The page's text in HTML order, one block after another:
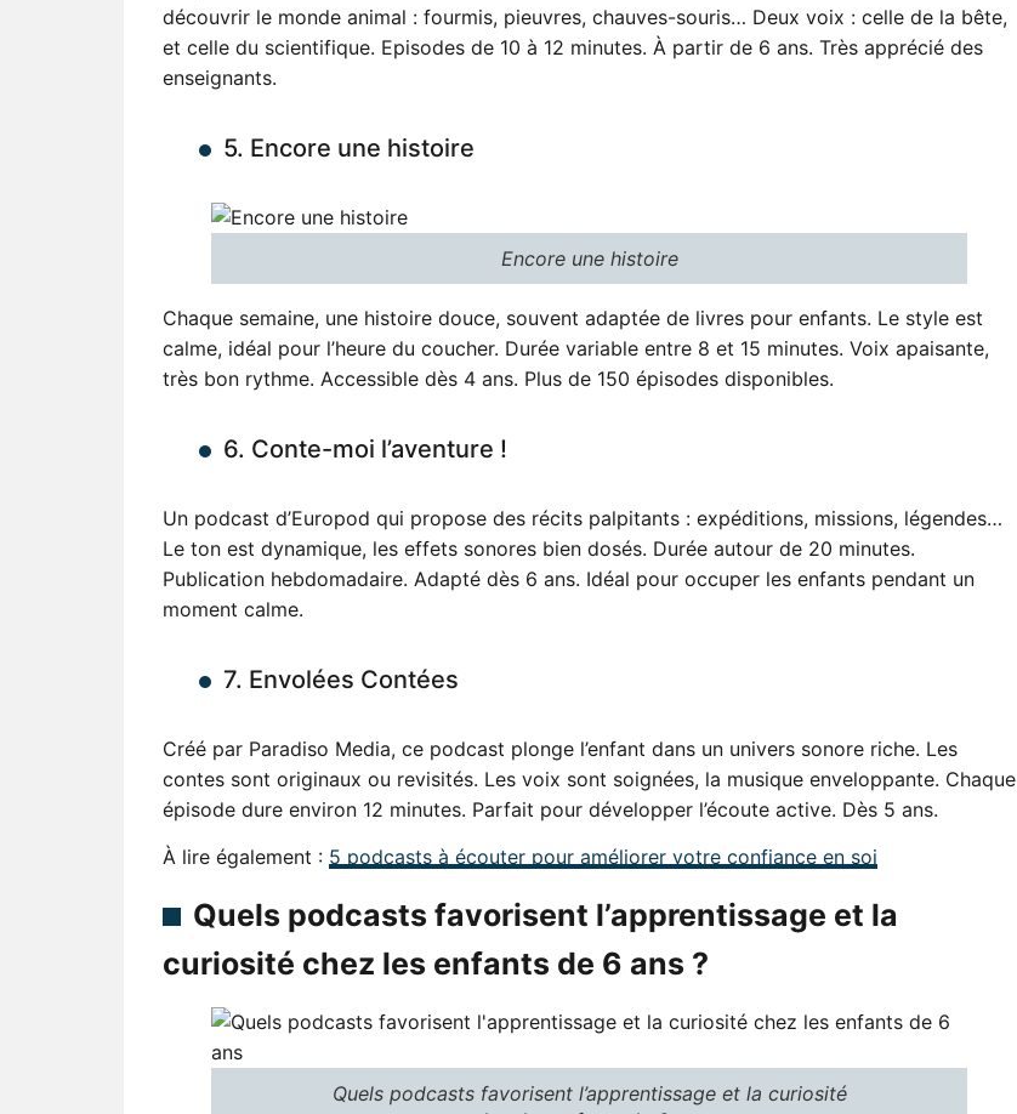
découvrir le monde animal : fourmis, pieuvres, chauves-souris… Deux voix : celle de la bête,
et celle du scientifique. Episodes de 10 à 12 minutes. À partir de 6 ans. Très apprécié des
enseignants.
5. Encore une histoire
Encore une histoire
Chaque semaine, une histoire douce, souvent adaptée de livres pour enfants. Le style est
calme, idéal pour l’heure du coucher. Durée variable entre 8 et 15 minutes. Voix apaisante,
très bon rythme. Accessible dès 4 ans. Plus de 150 épisodes disponibles.
6. Conte-moi l’aventure !
Un podcast d’Europod qui propose des récits palpitants : expéditions, missions, légendes…
Le ton est dynamique, les effets sonores bien dosés. Durée autour de 20 minutes.
Publication hebdomadaire. Adapté dès 6 ans. Idéal pour occuper les enfants pendant un
moment calme.
7. Envolées Contées
Créé par Paradiso Media, ce podcast plonge l’enfant dans un univers sonore riche. Les
contes sont originaux ou revisités. Les voix sont soignées, la musique enveloppante. Chaque
épisode dure environ 12 minutes. Parfait pour développer l’écoute active. Dès 5 ans.
À lire également : 5 podcasts à écouter pour améliorer votre confiance en soi
Quels podcasts favorisent l’apprentissage et la
curiosité chez les enfants de 6 ans ?
Quels podcasts favorisent l’apprentissage et la curiosité